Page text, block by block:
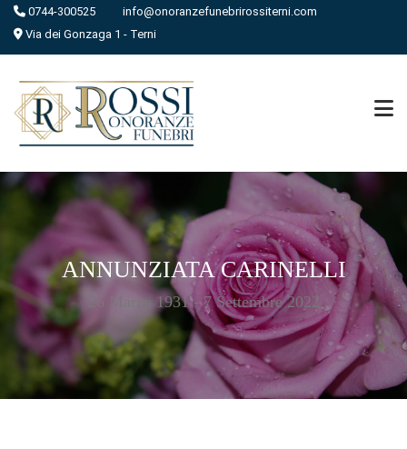
0744-300525
info@onoranzefunebrirossiterni.com
Via dei Gonzaga 1 - Terni
ANNUNZIATA CARINELLI
26 Marzo 1931 - 7 Settembre 2022